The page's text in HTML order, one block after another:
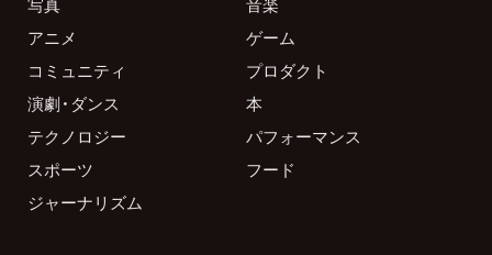
アニメ
ゲーム
コミュニティ
プロダクト
演劇・ダンス
本
テクノロジー
パフォーマンス
スポーツ
フード
ジャーナリズム